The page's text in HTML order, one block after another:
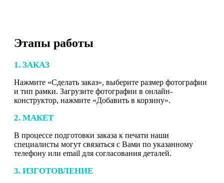
Этапы работы
1. ЗАКАЗ
Нажмите «Сделать заказ», выберите размер фотографии
и тип рамки. Загрузите фотографии в онлайн-
конструктор, нажмите «Добавить в корзину».
2. МАКЕТ
В процессе подготовки заказа к печати наши
специалисты могут связаться с Вами по указанному
телефону или email для согласования деталей.
3. ИЗГОТОВЛЕНИЕ